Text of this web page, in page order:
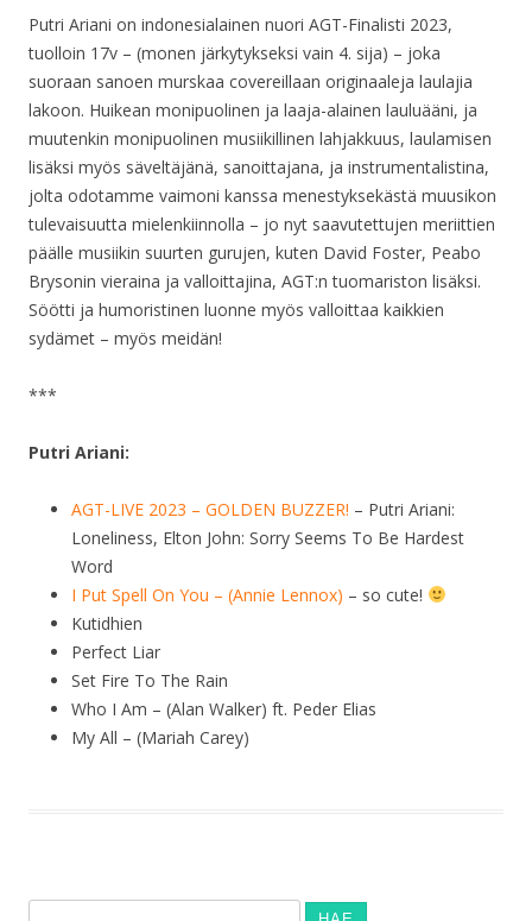
Putri Ariani on indonesialainen nuori AGT-Finalisti 2023,
tuolloin 17v – (monen järkytykseksi vain 4. sija) – joka
suoraan sanoen murskaa covereillaan originaaleja laulajia
lakoon. Huikean monipuolinen ja laaja-alainen lauluääni, ja
muutenkin monipuolinen musiikillinen lahjakkuus, laulamisen
lisäksi myös säveltäjänä, sanoittajana, ja instrumentalistina,
jolta odotamme vaimoni kanssa menestyksekästä muusikon
tulevaisuutta mielenkiinnolla – jo nyt saavutettujen meriittien
päälle musiikin suurten gurujen, kuten David Foster, Peabo
Brysonin vieraina ja valloittajina, AGT:n tuomariston lisäksi.
Söötti ja humoristinen luonne myös valloittaa kaikkien
sydämet – myös meidän!
***
Putri Ariani:
AGT-LIVE 2023 – GOLDEN BUZZER! – Putri Ariani:
Loneliness, Elton John: Sorry Seems To Be Hardest
Word
I Put Spell On You – (Annie Lennox) – so cute!
Kutidhien
Perfect Liar
Set Fire To The Rain
Who I Am – (Alan Walker) ft. Peder Elias
My All – (Mariah Carey)